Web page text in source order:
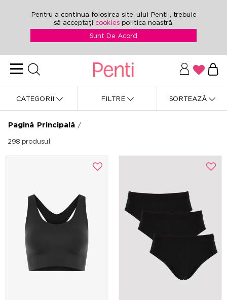
Pentru a continua folosirea site-ului Penti , trebuie
să acceptați cookies politica noastră.
Sunt De Acord
CATEGORII FILTRE SORTEAZĂ
Pagină Principală /
298 produsul